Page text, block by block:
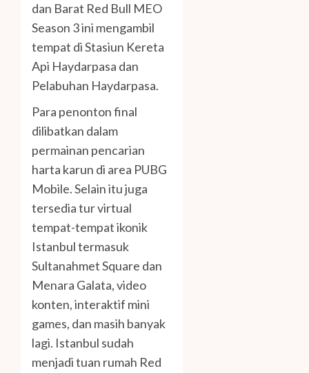
dan Barat Red Bull MEO
Season 3 ini mengambil
tempat di Stasiun Kereta
Api Haydarpasa dan
Pelabuhan Haydarpasa.
Para penonton final
dilibatkan dalam
permainan pencarian
harta karun di area PUBG
Mobile. Selain itu juga
tersedia tur virtual
tempat-tempat ikonik
Istanbul termasuk
Sultanahmet Square dan
Menara Galata, video
konten, interaktif mini
games, dan masih banyak
lagi. Istanbul sudah
menjadi tuan rumah Red